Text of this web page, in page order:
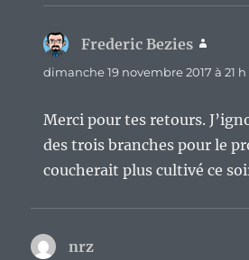
Frederic Bezies
dimanche 19 novembre 2017 à 21
Merci pour tes retours.
des trois branches pour le
coucherait plus cultivé ce
nrz